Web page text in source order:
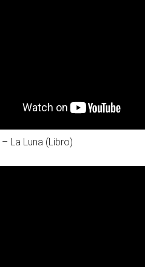
– La Luna (Libro)